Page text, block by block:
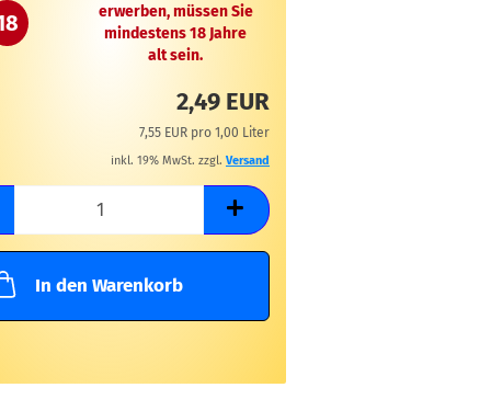
erwerben, müssen Sie
mindestens 18 Jahre
alt sein.
2,49 EUR
7,55 EUR pro 1,00 Liter
inkl. 19% MwSt. zzgl. Versand
In den Warenkorb